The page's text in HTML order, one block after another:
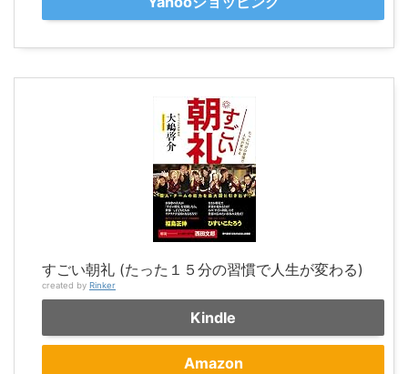
すごい朝礼 (たった１５分の習慣で人生が変わる)
created by Rinker
Kindle
Amazon